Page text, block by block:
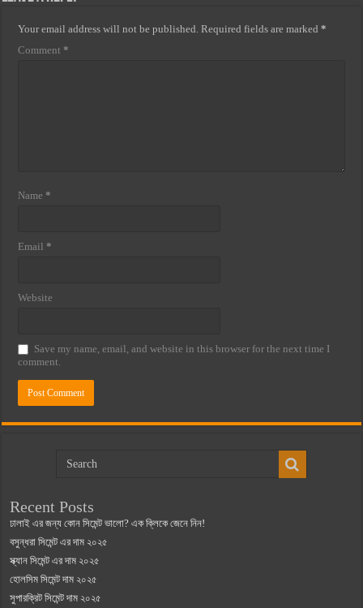
Your email address will not be published. Required fields are marked*
Comment *
Name *
Email *
Website
Save my name, email, and website in this browser for the next time I
comment.
Recent Posts
ঢালাই এর জন্য কোন সিমেন্ট ভালো? এক ক্লিকে জেনে নিন!
বসুন্ধরা সিমেন্ট এর দাম ২০২৫
স্ক্যান সিমেন্ট এর দাম ২০২৫
হোলসিম সিমেন্ট দাম ২০২৫
সুপারক্রিট সিমেন্ট দাম ২০২৫